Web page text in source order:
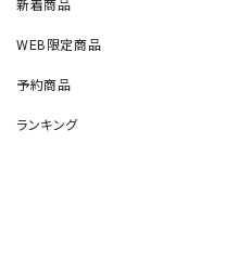
新着商品
WEB限定商品
予約商品
ランキング